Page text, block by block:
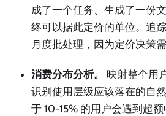
成了一个任务、生成了一份
终可以据此定价的单位。追
月度批处理，因为定价决策
消费分布分析。
映射整个用
识别使用层级应该落在的自
于 10-15% 的用户会遇到超